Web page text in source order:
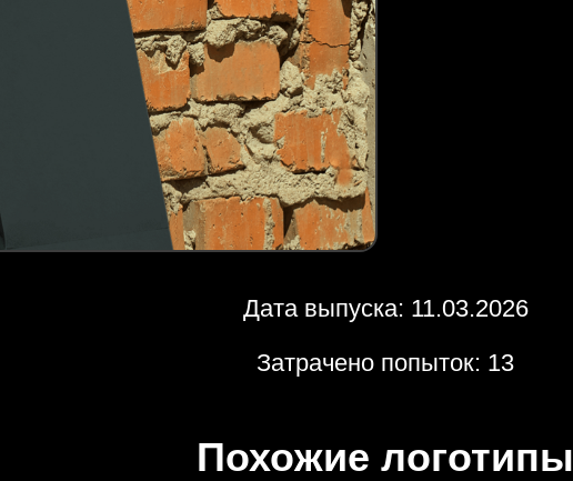
Дата выпуска: 11.03.2026
Затрачено попыток: 13
Похожие логотипы